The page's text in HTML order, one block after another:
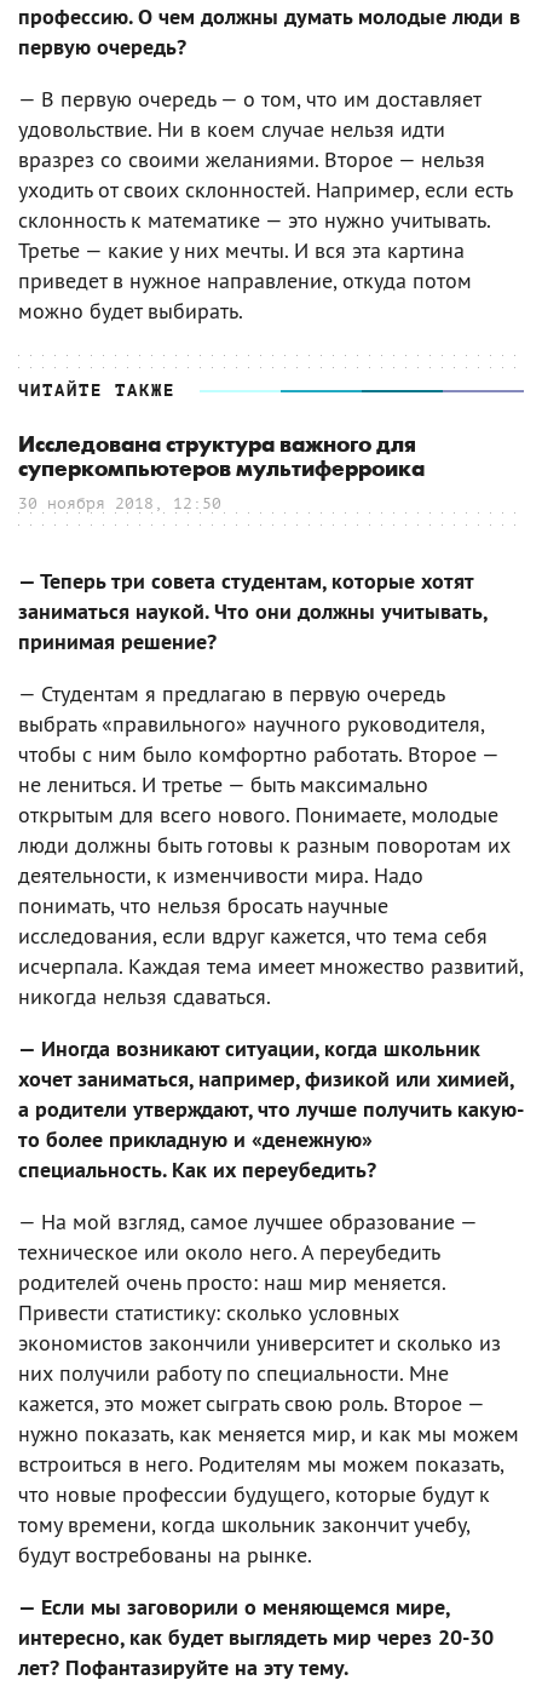
профессию. О чем должны думать молодые люди в
первую очередь?
— В первую очередь — о том, что им доставляет
удовольствие. Ни в коем случае нельзя идти
вразрез со своими желаниями. Второе — нельзя
уходить от своих склонностей. Например, если есть
склонность к математике — это нужно учитывать.
Третье — какие у них мечты. И вся эта картина
приведет в нужное направление, откуда потом
можно будет выбирать.
ЧИТАЙТЕ ТАКЖЕ
Исследована структура важного для
суперкомпьютеров мультиферроика
30 ноября 2018, 12:50
— Теперь три совета студентам, которые хотят
заниматься наукой. Что они должны учитывать,
принимая решение?
— Студентам я предлагаю в первую очередь
выбрать «правильного» научного руководителя,
чтобы с ним было комфортно работать. Второе —
не лениться. И третье — быть максимально
открытым для всего нового. Понимаете, молодые
люди должны быть готовы к разным поворотам их
деятельности, к изменчивости мира. Надо
понимать, что нельзя бросать научные
исследования, если вдруг кажется, что тема себя
исчерпала. Каждая тема имеет множество развитий,
никогда нельзя сдаваться.
— Иногда возникают ситуации, когда школьник
хочет заниматься, например, физикой или химией,
а родители утверждают, что лучше получить какую-
то более прикладную и «денежную»
специальность. Как их переубедить?
— На мой взгляд, самое лучшее образование —
техническое или около него. А переубедить
родителей очень просто: наш мир меняется.
Привести статистику: сколько условных
экономистов закончили университет и сколько из
них получили работу по специальности. Мне
кажется, это может сыграть свою роль. Второе —
нужно показать, как меняется мир, и как мы можем
встроиться в него. Родителям мы можем показать,
что новые профессии будущего, которые будут к
тому времени, когда школьник закончит учебу,
будут востребованы на рынке.
— Если мы заговорили о меняющемся мире,
интересно, как будет выглядеть мир через 20-30
лет? Пофантазируйте на эту тему.